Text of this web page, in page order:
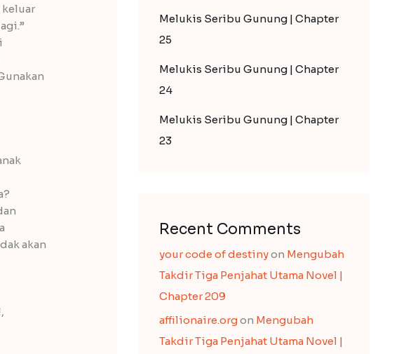
akan
Melukis Seribu Gunung | Chapter
25
Melukis Seribu Gunung | Chapter
24
Melukis Seribu Gunung | Chapter
23
Recent Comments
your code of destinyon Mengubah
Takdir Tiga Penjahat Utama Novel |
Chapter 209
affilionaire.orgon Mengubah
Takdir Tiga Penjahat Utama Novel |